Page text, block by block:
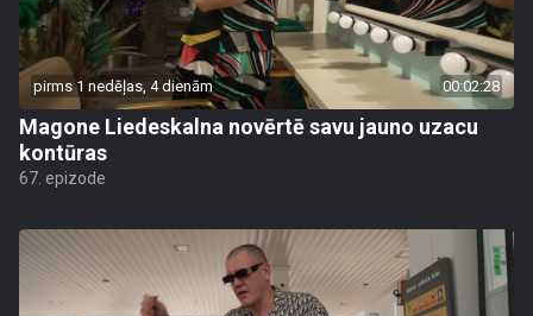
pirms 1 nedēļas, 4 dienām 00:02:28
Magone Liedeskalna novērtē savu jauno uzacu
kontūras
67. epizode